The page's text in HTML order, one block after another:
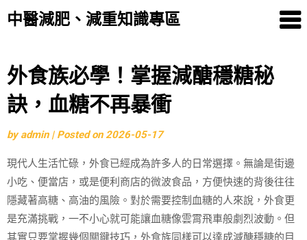
中醫減肥、減重知識專區
Skip
to
content
外食族必學！掌握減醣穩糖秘
訣，血糖不再暴衝
byadmin | Posted on2026-05-17
現代人生活忙碌，外食已經成為許多人的日常選擇。無論是街邊
小吃、便當店，或是便利商店的微波食品，方便快速的背後往往
隱藏著高糖、高油的風險。對於需要控制血糖的人來說，外食更
是充滿挑戰，一不小心就可能讓血糖像雲霄飛車般劇烈波動。但
其實只要掌握幾個關鍵技巧，外食族同樣可以達成減醣穩糖的目